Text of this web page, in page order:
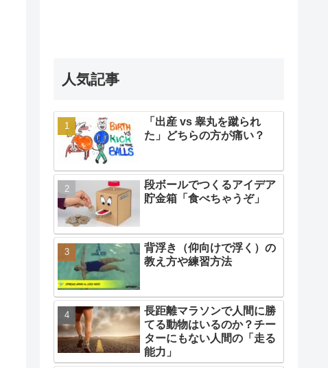
人気記事
「出産 vs 睾丸を蹴られ
た」どちらの方が痛い？
段ボールでつくるアイデア
貯金箱「食べちゃうぞ」
背浮き（仰向けで浮く）の
教え方や練習方法
長距離マラソンで人間に勝
てる動物はいるのか？チー
ターにもない人間の「走る
能力」